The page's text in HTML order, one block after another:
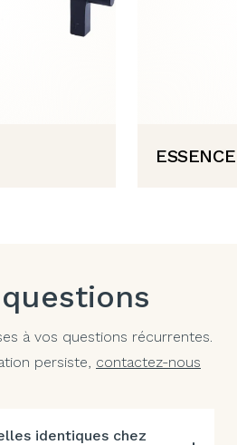
à vos questions récurrentes.
persiste, contactez-nous
identiques chez